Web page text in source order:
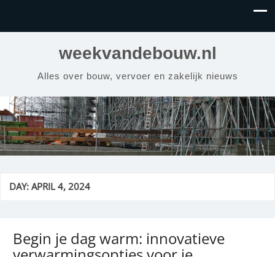
weekvandebouw.nl
Alles over bouw, vervoer en zakelijk nieuws
DAY:APRIL 4, 2024
Begin je dag warm: innovatieve